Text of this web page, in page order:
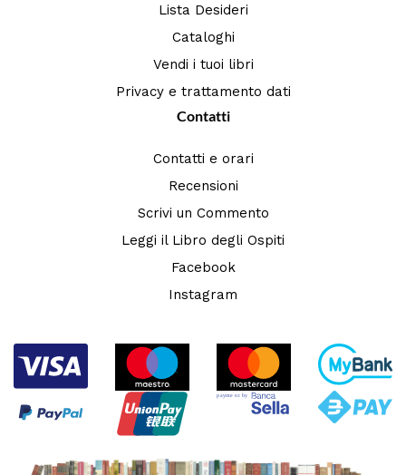
Lista Desideri
Cataloghi
Vendi i tuoi libri
Privacy e trattamento dati
Contatti
Contatti e orari
Recensioni
Scrivi un Commento
Leggi il Libro degli Ospiti
Facebook
Instagram